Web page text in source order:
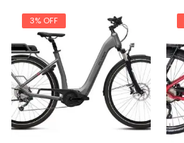
3% OFF